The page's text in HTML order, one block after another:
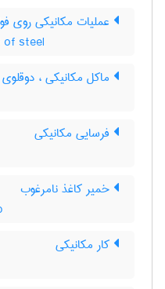
عملیات مکانیکی روی
of steel
ماکل مکانیکی ،
فرسایی مکانیکی
خمیر کاغذ نامرغوب
کار مکانیکی